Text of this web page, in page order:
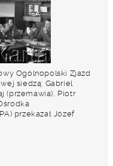
Ogólnopolski Zjazd
siedzą: Gabriel
(przemawia), Piotr
przekazał Józef